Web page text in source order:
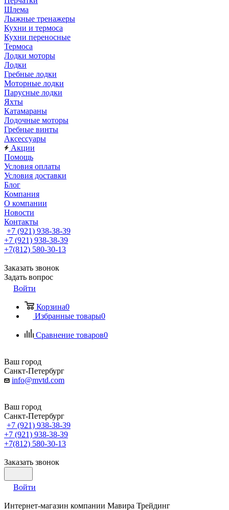
Шлема
Лыжные тренажеры
Кухни и термоса
Кухни переносные
Термоса
Лодки моторы
Лодки
Гребные лодки
Моторные лодки
Парусные лодки
Яхты
Катамараны
Лодочные моторы
Гребные винты
Аксессуары
Акции
Помощь
Условия оплаты
Условия доставки
Блог
Компания
О компании
Новости
Контакты
+7 (921) 938-38-39
+7 (921) 938-38-39
+7(812) 580-30-13
Заказать звонок
Задать вопрос
Войти
Корзина0
Избранные товары0
Сравнение товаров0
Ваш город
Санкт-Петербург
info@mvtd.com
Ваш город
Санкт-Петербург
+7 (921) 938-38-39
+7 (921) 938-38-39
+7(812) 580-30-13
Заказать звонок
Войти
Интернет-магазин компании Мавира Трейдинг